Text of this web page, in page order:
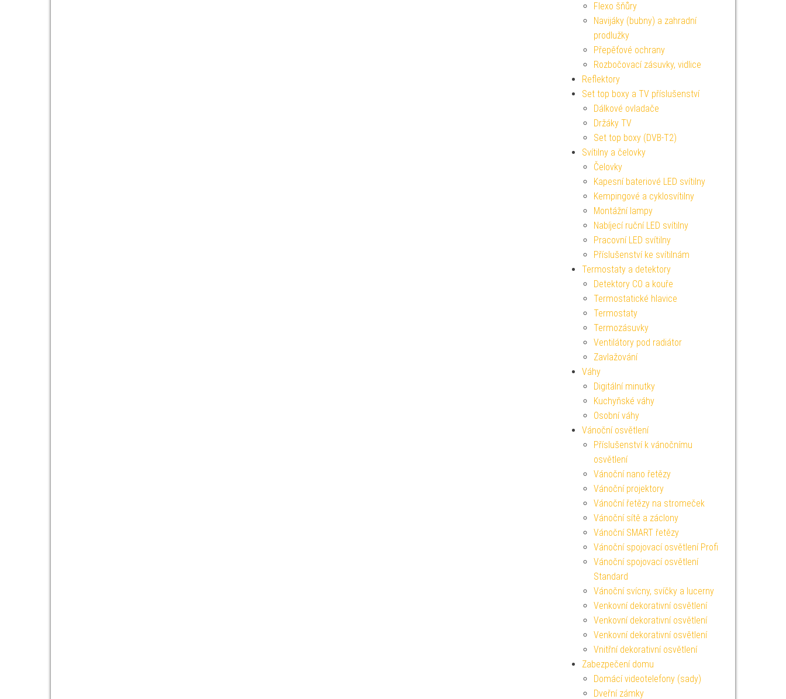
Flexo šňůry
Navijáky (bubny) a zahradní
prodlužky
Přepěťové ochrany
Rozbočovací zásuvky, vidlice
Reflektory
Set top boxy a TV příslušenství
Dálkové ovladače
Držáky TV
Set top boxy (DVB-T2)
Svítilny a čelovky
Čelovky
Kapesní bateriové LED svítilny
Kempingové a cyklosvítilny
Montážní lampy
Nabíjecí ruční LED svítilny
Pracovní LED svítilny
Příslušenství ke svítilnám
Termostaty a detektory
Detektory CO a kouře
Termostatické hlavice
Termostaty
Termozásuvky
Ventilátory pod radiátor
Zavlažování
Váhy
Digitální minutky
Kuchyňské váhy
Osobní váhy
Vánoční osvětlení
Příslušenství k vánočnímu
osvětlení
Vánoční nano řetězy
Vánoční projektory
Vánoční řetězy na stromeček
Vánoční sítě a záclony
Vánoční SMART řetězy
Vánoční spojovací osvětlení Profi
Vánoční spojovací osvětlení
Standard
Vánoční svícny, svíčky a lucerny
Venkovní dekorativní osvětlení
Venkovní dekorativní osvětlení
Venkovní dekorativní osvětlení
Vnitřní dekorativní osvětlení
Zabezpečení domu
Domácí videotelefony (sady)
Dveřní zámky